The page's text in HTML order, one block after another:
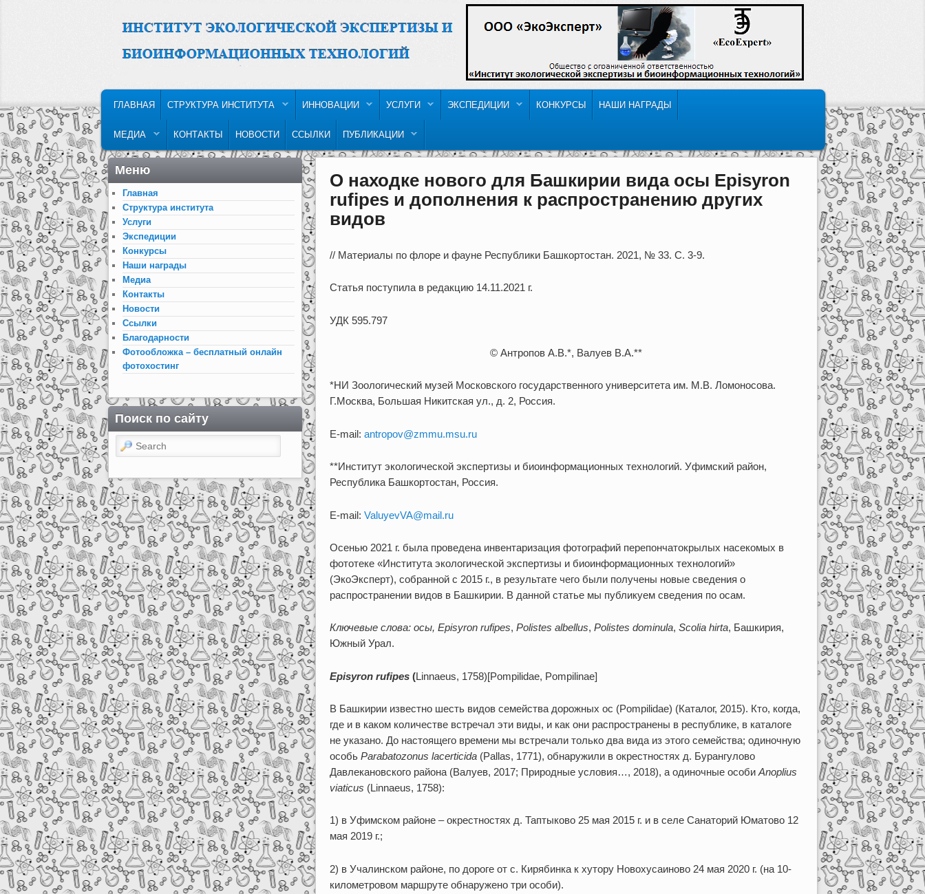
SKIP TO PRIMARY CONTENT
SKIP TO SECONDARY CONTENT
ГЛАВНАЯ СТРУКТУРА ИНСТИТУТА ИННОВАЦИИ УСЛУГИ ЭКСПЕДИЦИИ КОНКУРСЫ НАШИ НАГРАДЫ
МЕДИА КОНТАКТЫ НОВОСТИ ССЫЛКИ ПУБЛИКАЦИИ
О находке нового для Башкирии вида осы Episyron
rufipes и дополнения к распространению других
видов
// Материалы по флоре и фауне Республики Башкортостан. 2021, № 33. С. 3-9.
Статья поступила в редакцию 14.11.2021 г.
УДК 595.797
© Антропов А.В.*, Валуев В.А.**
*НИ Зоологический музей Московского государственного университета им. М.В. Ломоносова.
Г.Москва, Большая Никитская ул., д. 2, Россия.
E-mail: antropov@zmmu.msu.ru
**Институт экологической экспертизы и биоинформационных технологий. Уфимский район,
Республика Башкортостан, Россия.
E-mail: ValuyevVA@mail.ru
Осенью 2021 г. была проведена инвентаризация фотографий перепончатокрылых насекомых в
фототеке «Института экологической экспертизы и биоинформационных технологий»
(ЭкоЭксперт), собранной с 2015 г., в результате чего были получены новые сведения о
распространении видов в Башкирии. В данной статье мы публикуем сведения по осам.
Ключевые слова: осы, Episyron rufipes, Polistes albellus, Polistes dominula, Scolia hirta, Башкирия,
Южный Урал.
Episyron rufipes (Linnaeus, 1758)[Pompilidae, Pompilinae]
В Башкирии известно шесть видов семейства дорожных ос (Pompilidae) (Каталог, 2015). Кто, когда,
где и в каком количестве встречал эти виды, и как они распространены в республике, в каталоге
не указано. До настоящего времени мы встречали только два вида из этого семейства; одиночную
особь Parabatozonus lacerticida (Pallas, 1771), обнаружили в окрестностях д. Бурангулово
Давлекановского района (Валуев, 2017; Природные условия…, 2018), а одиночные особи Anoplius
viaticus (Linnaeus, 1758):
1) в Уфимском районе – окрестностях д. Таптыково 25 мая 2015 г. и в селе Санаторий Юматово 12
мая 2019 г.;
2) в Учалинском районе, по дороге от с. Кирябинка к хутору Новохусаиново 24 мая 2020 г. (на 10-
километровом маршруте обнаружено три особи).
Меню
Главная
Структура института
Услуги
Экспедиции
Конкурсы
Наши награды
Медиа
Контакты
Новости
Ссылки
Благодарности
Фотообложка – бесплатный онлайн
фотохостинг
Поиск по сайту
Search